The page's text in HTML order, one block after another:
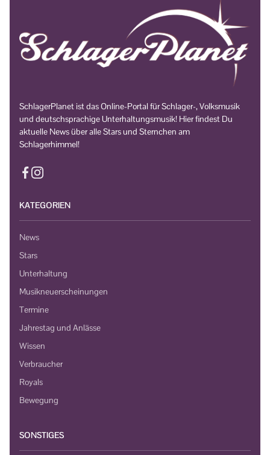
SchlagerPlanet ist das Online-Portal für Schlager-, Volksmusik
und deutschsprachige Unterhaltungsmusik! Hier findest Du
aktuelle News über alle Stars und Sternchen am
Schlagerhimmel!
KATEGORIEN
News
Stars
Unterhaltung
Musikneuerscheinungen
Termine
Jahrestag und Anlässe
Wissen
Verbraucher
Royals
Bewegung
SONSTIGES